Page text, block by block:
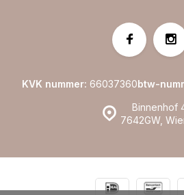
Binnenhof
7642GW,
KVK nummer: 66037360btw-